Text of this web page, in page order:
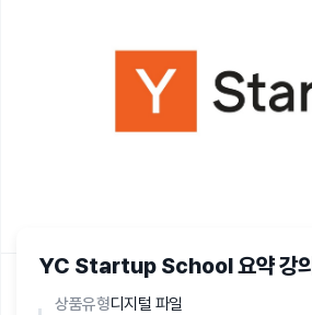
YC Startup School 요약 강의
상품유형디지털 파일